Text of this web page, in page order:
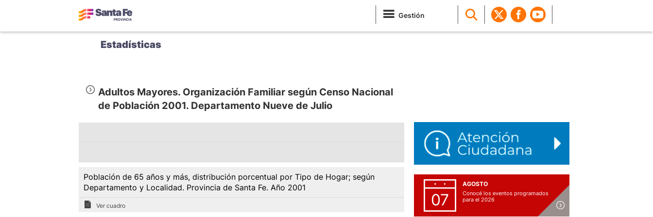
Gestión
Estadísticas
Adultos Mayores. Organización Familiar según Censo Nacional
de Población 2001. Departamento Nueve de Julio
Población de 65 años y más, distribución porcentual por Tipo de Hogar; según
Departamento y Localidad. Provincia de Santa Fe. Año 2001
Ver cuadro 07
AGOSTO
Conocé los eventos programados
para el 2026